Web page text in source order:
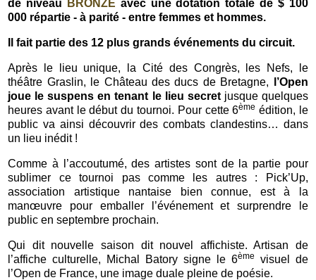
de niveau
BRONZE avec une dotation totale de $ 100
000 répartie - à parité - entre femmes et hommes.
Il fait partie des 12 plus grands événements du circuit.
Après le lieu unique, la Cité des Congrès, les Nefs, le
théâtre Graslin, le Château des ducs de Bretagne,
l’Open
joue le suspens en tenant le lieu secretjusque quelques
heures avant le début du tournoi. Pour cette 6ème édition, le
public va ainsi découvrir des combats clandestins… dans
un lieu inédit !
Comme à l’accoutumé, des artistes sont de la partie pour
sublimer ce tournoi pas comme les autres : Pick’Up,
association artistique nantaise bien connue, est à la
manœuvre pour emballer l’événement et surprendre le
public en septembre prochain.
Qui dit nouvelle saison dit nouvel affichiste. Artisan de
l’affiche culturelle, Michal Batory signe le 6ème
visuel de
l’Open de France, une image duale pleine de poésie.